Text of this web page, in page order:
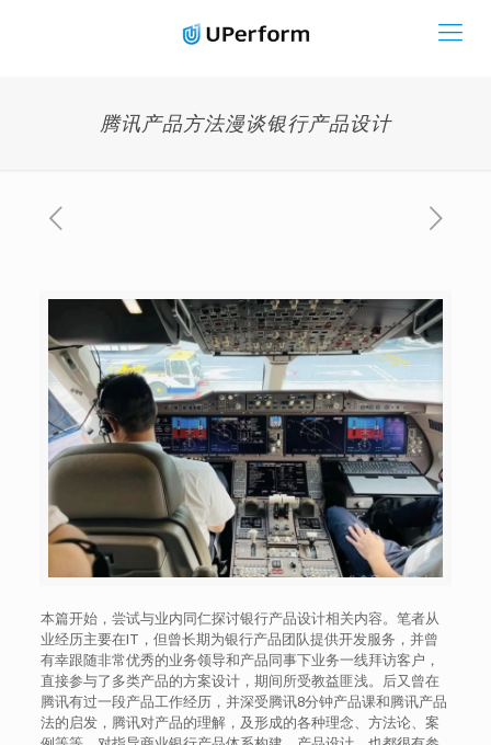
腾讯产品方法漫谈银行产品设计
本篇开始，尝试与业内同仁探讨银行产品设计相关内容。笔者从
业经历主要在IT，但曾长期为银行产品团队提供开发服务，并曾
有幸跟随非常优秀的业务领导和产品同事下业务一线拜访客户，
直接参与了多类产品的方案设计，期间所受教益匪浅。后又曾在
腾讯有过一段产品工作经历，并深受腾讯8分钟产品课和腾讯产品
法的启发，腾讯对产品的理解，及形成的各种理念、方法论、案